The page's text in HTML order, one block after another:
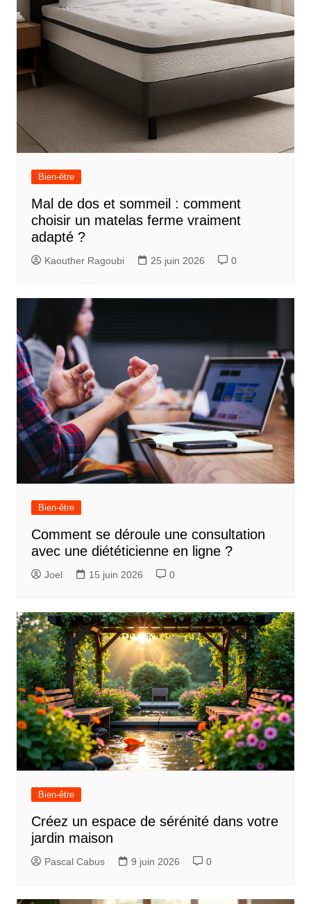
Bien-être
Mal de dos et sommeil : comment
choisir un matelas ferme vraiment
adapté ?
Kaouther Ragoubi 25 juin 2026 0
Bien-être
Comment se déroule une consultation
avec une diététicienne en ligne ?
Joel 15 juin 2026 0
Bien-être
Créez un espace de sérénité dans votre
jardin maison
Pascal Cabus 9 juin 2026 0